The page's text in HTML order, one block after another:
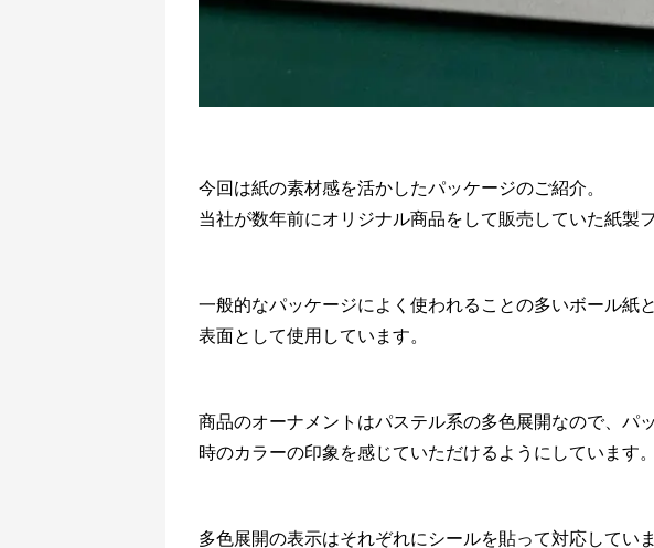
今回は紙の素材感を活かしたパッケージのご紹介。
当社が数年前にオリジナル商品をして販売していた紙製
一般的なパッケージによく使われることの多いボール紙
表面として使用しています。
商品のオーナメントはパステル系の多色展開なので、パ
時のカラーの印象を感じていただけるようにしています。
多色展開の表示はそれぞれにシールを貼って対応してい